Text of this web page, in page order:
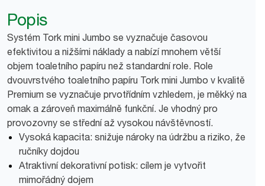
Popis
Systém Tork mini Jumbo se vyznačuje časovou
efektivitou a nižšími náklady a nabízí mnohem větší
objem toaletního papíru než standardní role. Role
dvouvrstvého toaletního papíru Tork mini Jumbo v kvalitě
Premium se vyznačuje prvotřídním vzhledem, je měkký na
omak a zároveň maximálně funkční. Je vhodný pro
provozovny se střední až vysokou návštěvností.
Vysoká kapacita: snižuje nároky na údržbu a riziko, že
ručníky dojdou
Atraktivní dekorativní potisk: cílem je vytvořit
mimořádný dojem